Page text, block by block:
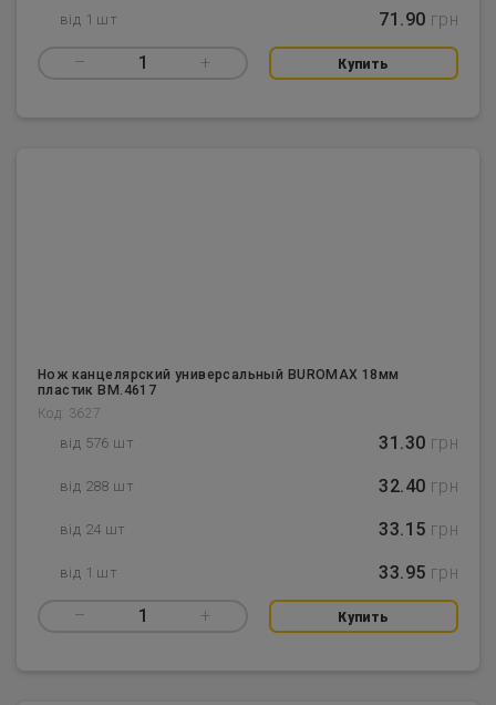
від 1 шт 71.90 грн
– 1 + Купить
Нож канцелярский универсальный BUROMAX 18мм
пластик BM.4617
Код: 3627
від 576 шт 31.30 грн
від 288 шт 32.40 грн
від 24 шт 33.15 грн
від 1 шт 33.95 грн
– 1 + Купить